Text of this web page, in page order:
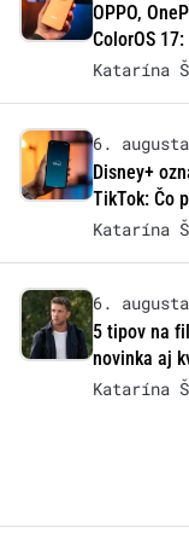
OPPO,
ColorOS
Katarína
6.
Disney+
TikTok: Čo
Katarína
6.
5 tipov na
novinka aj
Katarína